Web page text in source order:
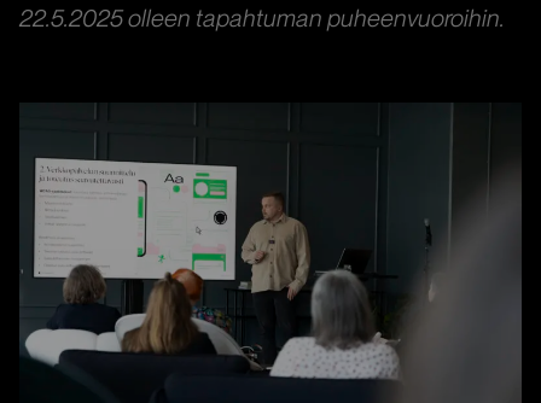
22.5.2025 olleen tapahtuman puheenvuoroihin.